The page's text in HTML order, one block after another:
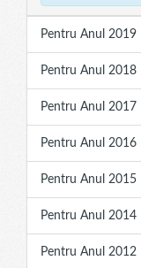
Pentru Anul 2019
Pentru Anul 2018
Pentru Anul 2017
Pentru Anul 2016
Pentru Anul 2015
Pentru Anul 2014
Pentru Anul 2012